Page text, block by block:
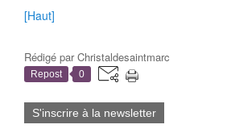
[Haut]
Rédigé parChristaldesaintmarc
Repost 0
S'inscrire à la newsletter